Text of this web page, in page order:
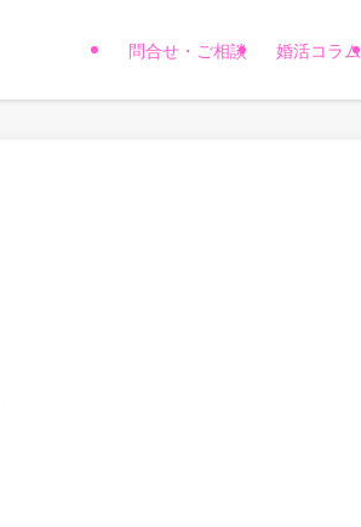
問合せ・ご相談 婚活コラム